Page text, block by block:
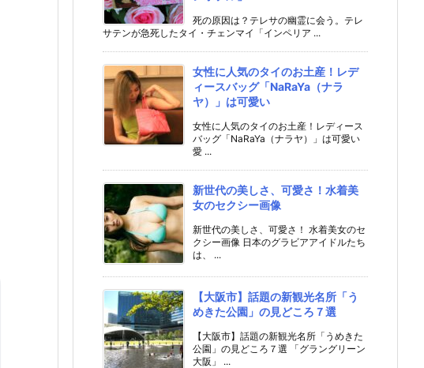
死の原因は？テレサの幽霊に会う。テレ
サテンが急死したタイ・チェンマイ「インペリア ...
女性に人気のタイのお土産！レデ
ィースバッグ「NaRaYa（ナラ
ヤ）」は可愛い
女性に人気のタイのお土産！レディース
バッグ「NaRaYa（ナラヤ）」は可愛い
愛 ...
新世代の美しさ、可愛さ！水着美
女のセクシー画像
新世代の美しさ、可愛さ！ 水着美女のセ
クシー画像 日本のグラビアアイドルたち
は、 ...
【大阪市】話題の新観光名所「う
めきた公園」の見どころ７選
【大阪市】話題の新観光名所「うめきた
公園」の見どころ７選 「グラングリーン
大阪」 ...